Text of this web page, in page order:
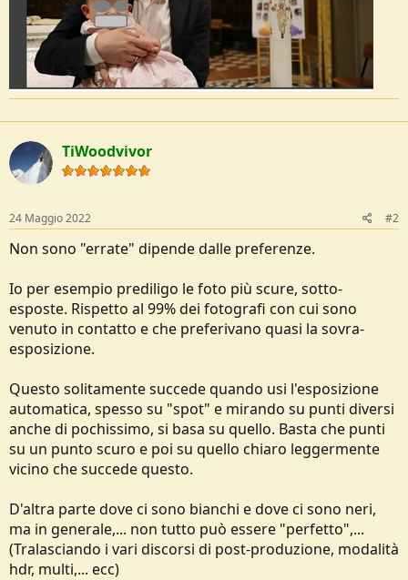
TiWoodvivor
24 Maggio 2022 #2
Non sono "errate" dipende dalle preferenze.
Io per esempio prediligo le foto più scure, sotto-
esposte. Rispetto al 99% dei fotografi con cui sono
venuto in contatto e che preferivano quasi la sovra-
esposizione.
Questo solitamente succede quando usi l'esposizione
automatica, spesso su "spot" e mirando su punti diversi
anche di pochissimo, si basa su quello. Basta che punti
su un punto scuro e poi su quello chiaro leggermente
vicino che succede questo.
D'altra parte dove ci sono bianchi e dove ci sono neri,
ma in generale,... non tutto può essere "perfetto",...
(Tralasciando i vari discorsi di post-produzione, modalità
hdr, multi,... ecc)